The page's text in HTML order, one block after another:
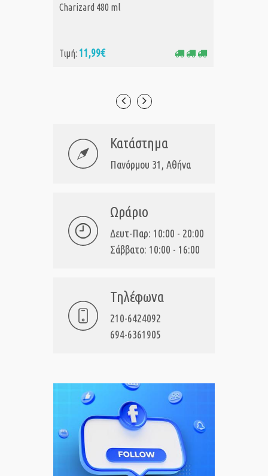
Charizard 480 ml
Τιμή: 11,99€
Κατάστημα
Πανόρμου 31, Αθήνα
Ωράριο
Δευτ-Παρ: 10:00 - 20:00
Σάββατο: 10:00 - 16:00
Τηλέφωνα
210-6424092
694-6361905